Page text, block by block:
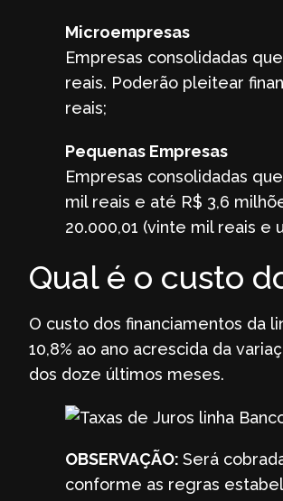
Microempresas
Empresas consolidadas
reais. Poderão pleitear
reais;
Pequenas Empresas
Empresas consolidadas
mil reais e até R$ 3,6
20.000,01 (vinte mil reais e
Qual é o custo
O custo dos financiamentos da
10,8% ao ano acrescida da
dos doze últimos meses.
OBSERVAÇÃO: Será
conforme as regras